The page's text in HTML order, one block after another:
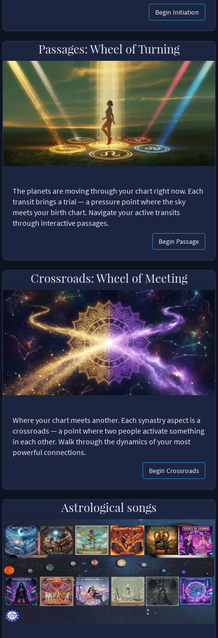
Begin Initiation
Passages: Wheel of Turning
The planets are moving through your chart right now. Each
transit brings a trial — a pressure point where the sky
meets your birth chart. Navigate your active transits
through interactive passages.
Begin Passage
Crossroads: Wheel of Meeting
Where your chart meets another. Each synastry aspect is a
crossroads — a point where two people activate something
in each other. Walk through the dynamics of your most
powerful connections.
Begin Crossroads
Astrological songs